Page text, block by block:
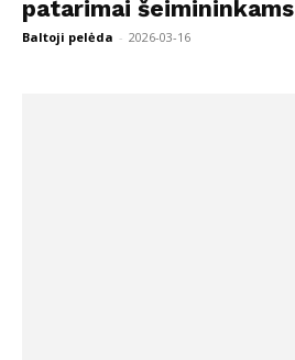
patarimai šeimininkams
Baltoji pelėda - 2026-03-16